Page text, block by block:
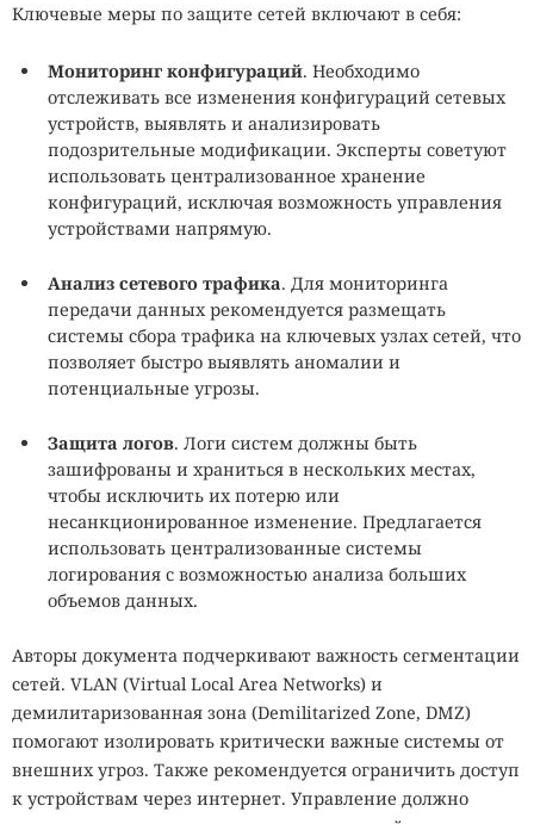
Ключевые меры по защите сетей включают в себя:
Мониторинг конфигураций. Необходимо
отслеживать все изменения конфигураций сетевых
устройств, выявлять и анализировать
подозрительные модификации. Эксперты советуют
использовать централизованное хранение
конфигураций, исключая возможность управления
устройствами напрямую.
Анализ сетевого трафика. Для мониторинга
передачи данных рекомендуется размещать
системы сбора трафика на ключевых узлах сетей, что
позволяет быстро выявлять аномалии и
потенциальные угрозы.
Защита логов. Логи систем должны быть
зашифрованы и храниться в нескольких местах,
чтобы исключить их потерю или
несанкционированное изменение. Предлагается
использовать централизованные системы
логирования с возможностью анализа больших
объемов данных.
Авторы документа подчеркивают важность сегментации
сетей. VLAN (Virtual Local Area Networks) и
демилитаризованная зона (Demilitarized Zone, DMZ)
помогают изолировать критически важные системы от
внешних угроз. Также рекомендуется ограничить доступ
к устройствам через интернет. Управление должно